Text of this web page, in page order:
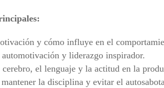
y cómo influye en el
automotivación y liderazgo inspirador.
el lenguaje y la actitud en la
la disciplina y evitar el